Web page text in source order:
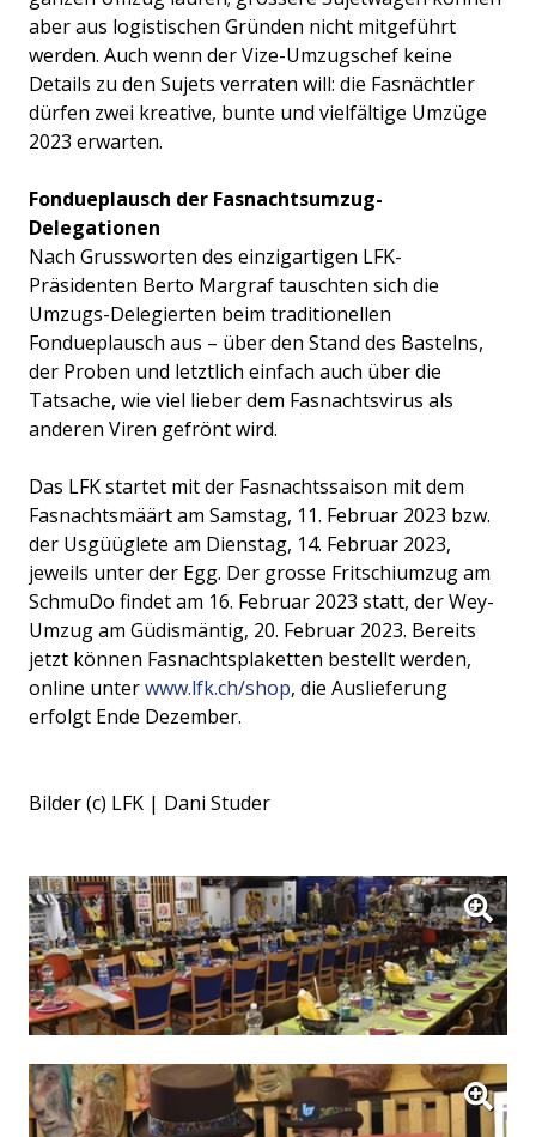
aber aus logistischen Gründen nicht mitgeführt
werden. Auch wenn der Vize-Umzugschef keine
Details zu den Sujets verraten will: die Fasnächtler
dürfen zwei kreative, bunte und vielfältige Umzüge
2023 erwarten.
Fondueplausch der Fasnachtsumzug-
Delegationen
Nach Grussworten des einzigartigen LFK-
Präsidenten Berto Margraf tauschten sich die
Umzugs-Delegierten beim traditionellen
Fondueplausch aus – über den Stand des Bastelns,
der Proben und letztlich einfach auch über die
Tatsache, wie viel lieber dem Fasnachtsvirus als
anderen Viren gefrönt wird.
Das LFK startet mit der Fasnachtssaison mit dem
Fasnachtsmäärt am Samstag, 11. Februar 2023 bzw.
der Usgüüglete am Dienstag, 14. Februar 2023,
jeweils unter der Egg. Der grosse Fritschiumzug am
SchmuDo findet am 16. Februar 2023 statt, der Wey-
Umzug am Güdismäntig, 20. Februar 2023. Bereits
jetzt können Fasnachtsplaketten bestellt werden,
online unterwww.lfk.ch/shop, die Auslieferung
erfolgt Ende Dezember.
Bilder (c) LFK | Dani Studer